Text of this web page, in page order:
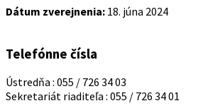
Dátum zverejnenia: 18. júna 2024
Telefónne čísla
Ústredňa : 055 / 726 34 03
Sekretariát riaditeľa : 055 / 726 34 01